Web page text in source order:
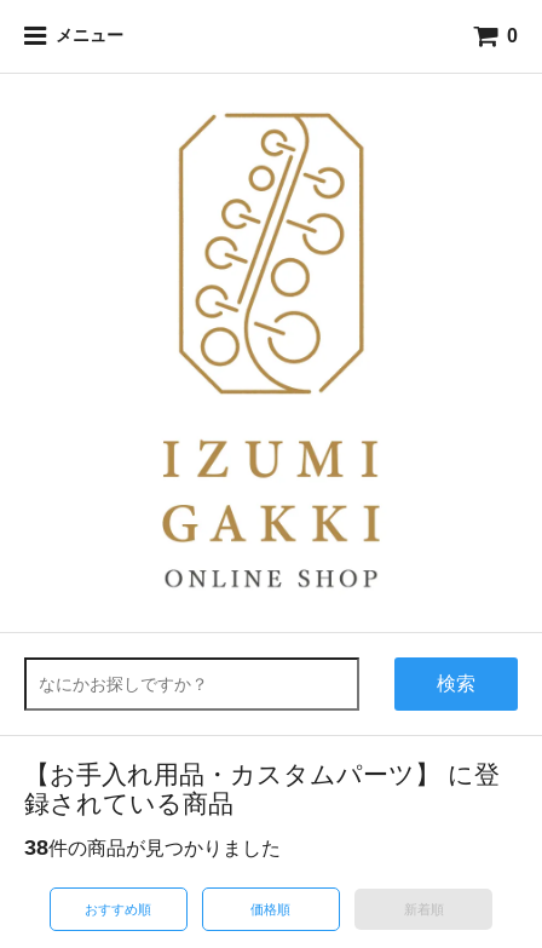
メニュー 0
検索
【お手入れ用品・カスタムパーツ】 に登
録されている商品
38件の商品が見つかりました
おすすめ順 価格順 新着順